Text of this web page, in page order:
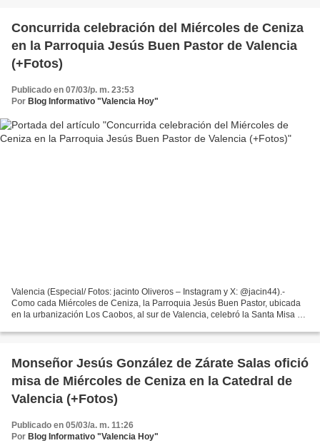
Concurrida celebración del Miércoles de Ceniza
en la Parroquia Jesús Buen Pastor de Valencia
(+Fotos)
Publicado en 07/03/p. m. 23:53
Por Blog Informativo "Valencia Hoy"
Valencia (Especial/ Fotos: jacinto Oliveros – Instagram y X: @jacin44).-
Como cada Miércoles de Ceniza, la Parroquia Jesús Buen Pastor, ubicada
en la urbanización Los Caobos, al sur de Valencia, celebró la Santa Misa de
Monseñor Jesús González de Zárate Salas ofició
misa de Miércoles de Ceniza en la Catedral de
Valencia (+Fotos)
Publicado en 05/03/a. m. 11:26
Por Blog Informativo "Valencia Hoy"